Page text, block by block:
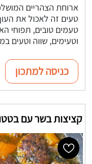
ארוחת הצהריים
טעים זה לאכול את
טעמים טובים, תפוחי
וטעימים, שווה וטעים
כניסה למתכון
קציצות בשר עם